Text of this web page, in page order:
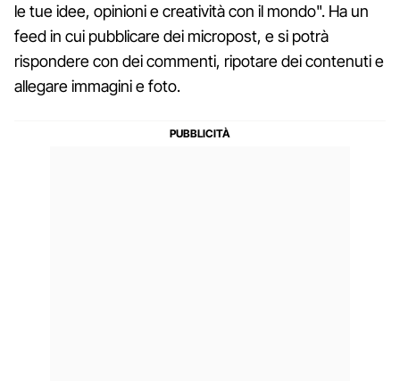
le tue idee, opinioni e creatività con il mondo". Ha un
feed in cui pubblicare dei micropost, e si potrà
rispondere con dei commenti, ripotare dei contenuti e
allegare immagini e foto.